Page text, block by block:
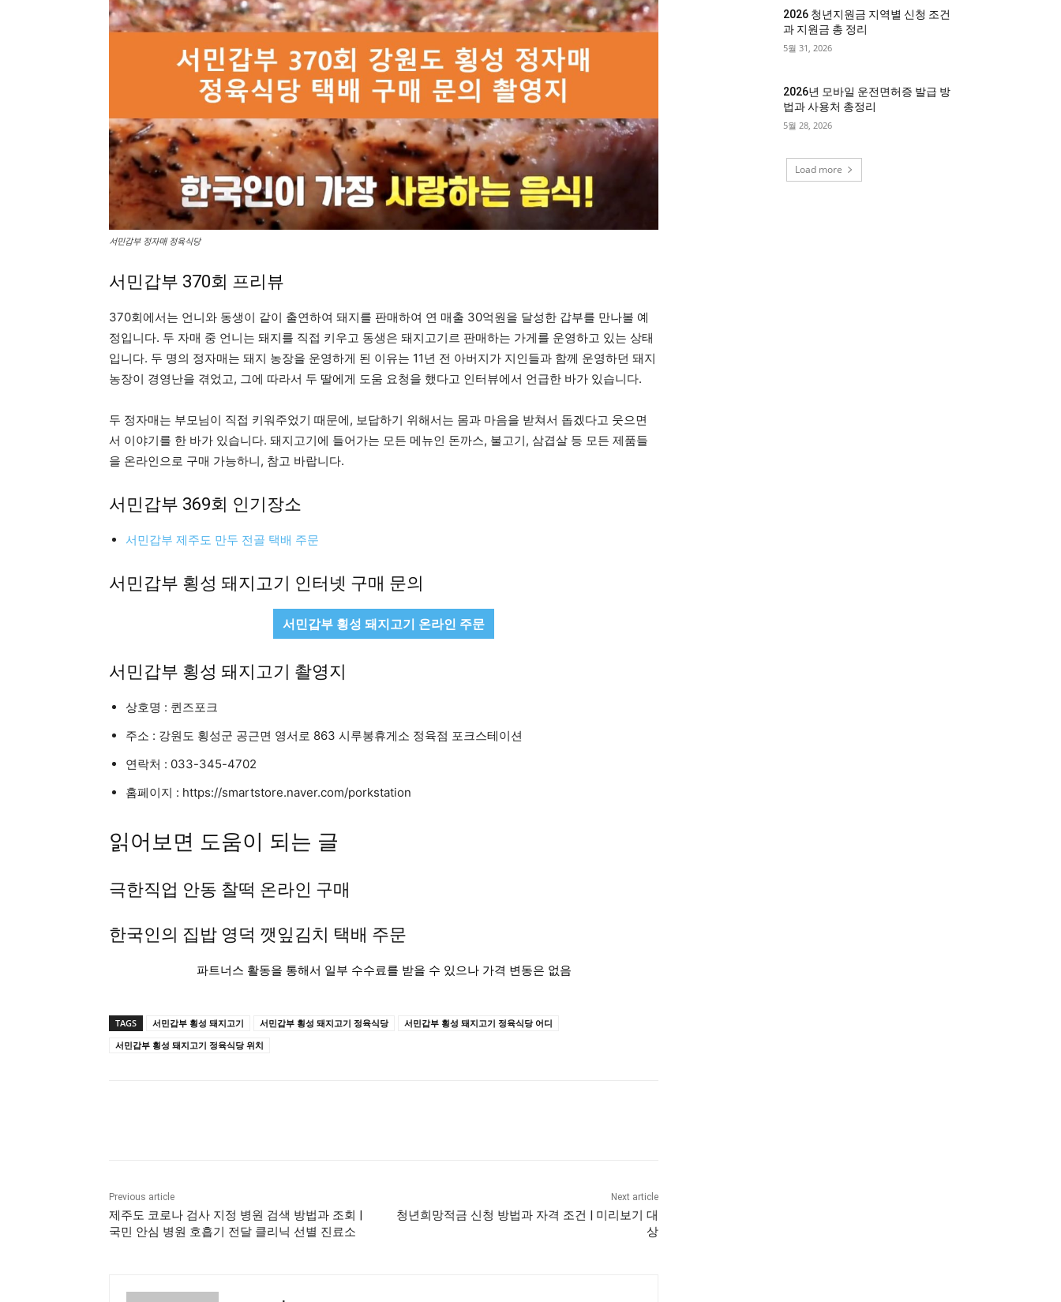
서민갑부 정자매 정육식당
서민갑부 370회 프리뷰
370회에서는 언니와 동생이 같이 출연하여 돼지를 판매하여 연 매출 30억원을 달성한 갑부를 만나볼 예
정입니다. 두 자매 중 언니는 돼지를 직접 키우고 동생은 돼지고기르 판매하는 가게를 운영하고 있는 상태
입니다. 두 명의 정자매는 돼지 농장을 운영하게 된 이유는 11년 전 아버지가 지인들과 함께 운영하던 돼지
농장이 경영난을 겪었고, 그에 따라서 두 딸에게 도움 요청을 했다고 인터뷰에서 언급한 바가 있습니다.
두 정자매는 부모님이 직접 키워주었기 때문에, 보답하기 위해서는 몸과 마음을 받쳐서 돕겠다고 웃으면
서 이야기를 한 바가 있습니다. 돼지고기에 들어가는 모든 메뉴인 돈까스, 불고기, 삼겹살 등 모든 제품들
을 온라인으로 구매 가능하니, 참고 바랍니다.
서민갑부 369회 인기장소
서민갑부 제주도 만두 전골 택배 주문
서민갑부 횡성 돼지고기 인터넷 구매 문의
서민갑부 횡성 돼지고기 온라인 주문
서민갑부 횡성 돼지고기 촬영지
상호명 : 퀸즈포크
주소 : 강원도 횡성군 공근면 영서로 863 시루봉휴게소 정육점 포크스테이션
연락처 : 033-345-4702
홈페이지 : https://smartstore.naver.com/porkstation
읽어보면 도움이 되는 글
극한직업 안동 찰떡 온라인 구매
한국인의 집밥 영덕 깻잎김치 택배 주문
파트너스 활동을 통해서 일부 수수료를 받을 수 있으나 가격 변동은 없음
TAGS 서민갑부 횡성 돼지고기 서민갑부 횡성 돼지고기 정육식당
서민갑부 횡성 돼지고기 정육식당 어디
서민갑부 횡성 돼지고기 정육식당 위치
Previous article
제주도 코로나 검사 지정 병원 검색 방법과 조회 |
국민 안심 병원 호흡기 전달 클리닉 선별 진료소
Next article
청년희망적금 신청 방법과 자격 조건 | 미리보기 대
상
2026 청년지원금 지역별 신청 조건
과 지원금 총 정리
5월 31, 2026
2026년 모바일 운전면허증 발급 방
법과 사용처 총정리
5월 28, 2026
Load more